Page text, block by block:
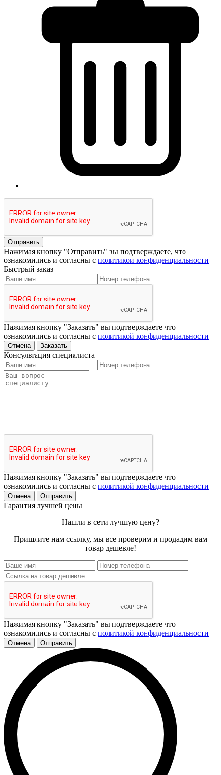
Отправить
Нажимая кнопку "Отправить" вы подтверждаете, что
ознакомились и согласны с политикой конфиденциальности
Быстрый заказ
Нажимая кнопку "Заказать" вы подтверждаете что
ознакомились и согласны с политикой конфиденциальности
Отмена Заказать
Консультация специалиста
Нажимая кнопку "Заказать" вы подтверждаете что
ознакомились и согласны с политикой конфиденциальности
Отмена Отправить
Гарантия лучшей цены
Нашли в сети лучшую цену?
Пришлите нам ссылку, мы все проверим и продадим вам
товар дешевле!
Нажимая кнопку "Заказать" вы подтверждаете что
ознакомились и согласны с политикой конфиденциальности
Отмена Отправить